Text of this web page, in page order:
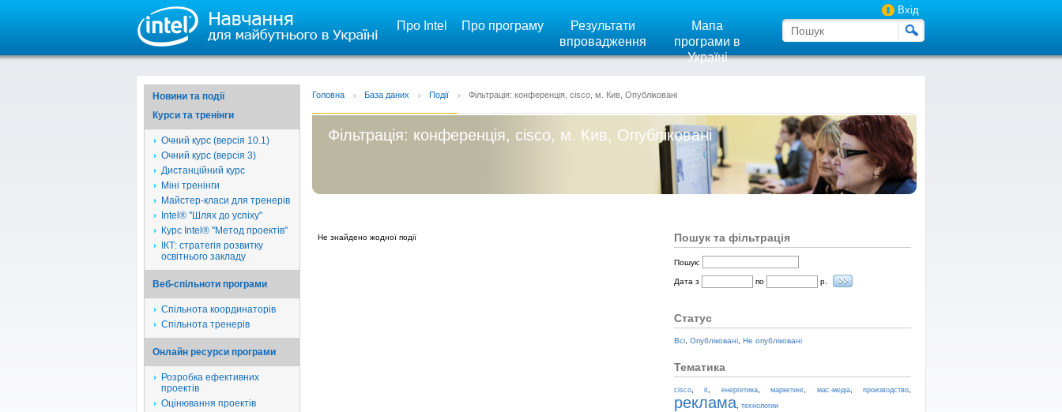
Вхід
Про Intel Про програму
Результати
впровадження
Мапа
програми в
Україні
Новини та події
Курси та тренінги
Очний курс (версія 10.1)
Очний курс (версія 3)
Дистанційний курс
Міні тренінги
Майстер-класи для тренерів
Intel® "Шлях до успіху"
Курс Intel® "Метод проектів"
ІКТ: стратегія розвитку
освітнього закладу
Веб-спільноти програми
Спільнота координаторів
Спільнота тренерів
Онлайн ресурси програми
Розробка ефективних
проектів
Оцінювання проектів
Головна База даних Події Фільтрація: конференція, cisco, м. Кив, Опубліковані
Фільтрація: конференція, cisco, м. Кив, Опубліковані
Не знайдено жодної події Пошук та фільтрація
Пошук:
Дата з по р.
Статус
Всі Опубліковані Не опубліковані
Тематика
cisco ,it енергетика,маркетинг мас-медіа,производство
реклама технологии